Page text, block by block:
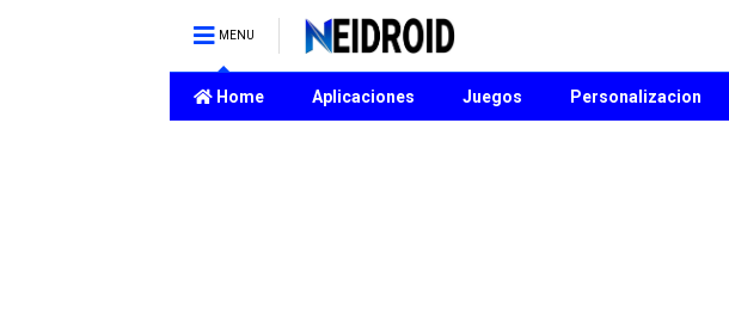
MENU
Home Aplicaciones Juegos Personalizacion